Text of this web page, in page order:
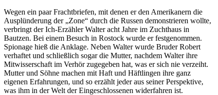
Wegen ein paar Frachtbriefen, mit denen er den Amerikanern die
Ausplünderung der „Zone“ durch die Russen demonstrieren wollte,
verbringt der Ich-Erzähler Walter acht Jahre im Zuchthaus in
Bautzen. Bei einem Besuch in Rostock wurde er festgenommen.
Spionage hieß die Anklage. Neben Walter wurde Bruder Robert
verhaftet und schließlich sogar die Mutter, nachdem Walter ihre
Mitwisserschaft im Verhör zugegeben hat, was er sich nie verzeiht.
Mutter und Söhne machen mit Haft und Häftlingen ihre ganz
eigenen Erfahrungen, und so erzählt jeder aus seiner Perspektive,
was ihm in der Welt der Eingeschlossenen widerfahren ist.